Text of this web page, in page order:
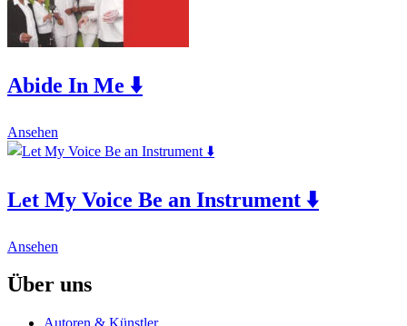
page
Abide In Me ⬇️
Ansehen
product
has
variants.
The
chosen
on
Let My Voice Be an Instrument ⬇️
Ansehen
has
multiple
Über uns